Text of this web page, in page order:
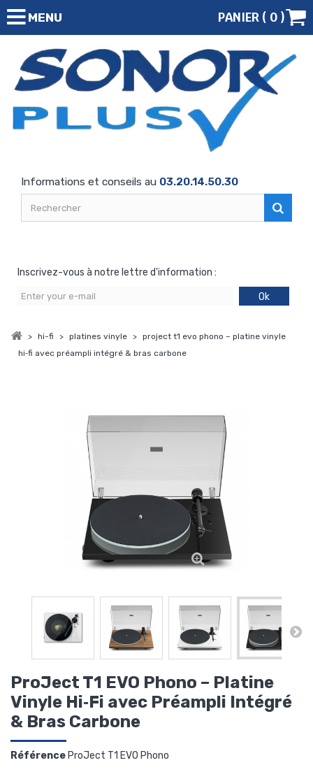
MENU PANIER ( 0 )
Informations et conseils au 03.20.14.50.30
Inscrivez-vous à notre lettre d'information :
Ok
> hi-fi > platines vinyle > project t1 evo phono – platine vinyle
hi‑fi avec préampli intégré & bras carbone
ProJect T1 EVO Phono – Platine
Vinyle Hi‑Fi avec Préampli Intégré
& Bras Carbone
RéférenceProJect T1 EVO Phono